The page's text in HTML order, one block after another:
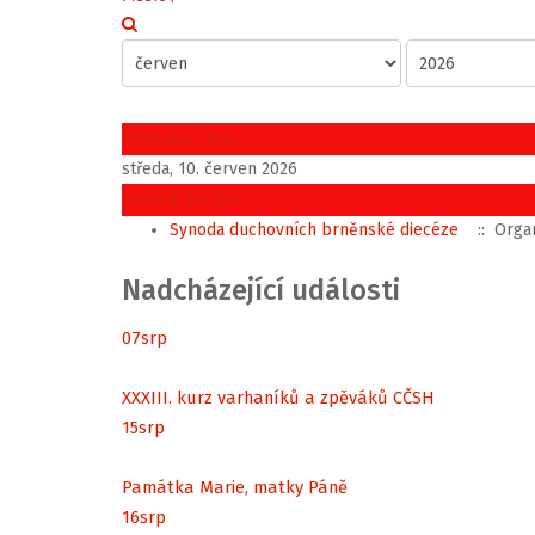
Předchozí den
středa, 10. červen 2026
Následující den
Synoda duchovních brněnské diecéze
::
Nadcházející události
07srp
XXXIII. kurz varhaníků a zpěváků CČSH
15srp
Památka Marie, matky Páně
16srp